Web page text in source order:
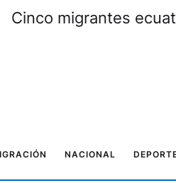
Cinco migrantes
NACIONAL